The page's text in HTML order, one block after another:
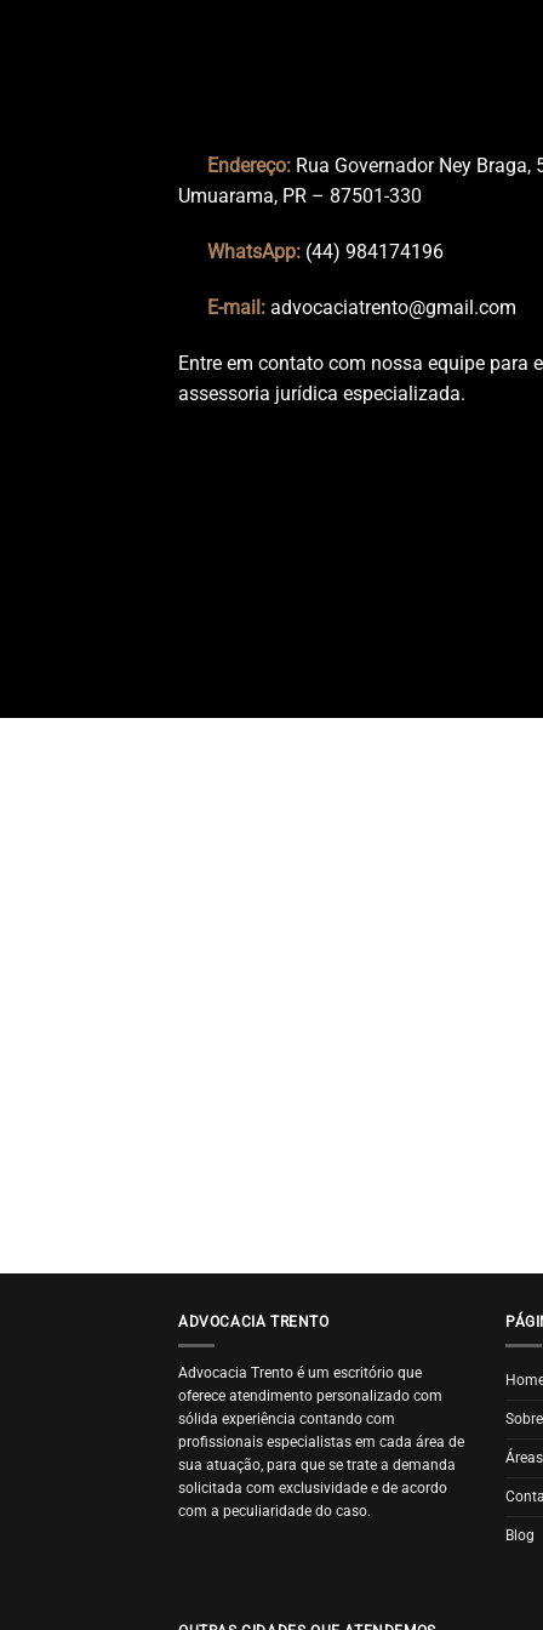
Endereço: Rua Governador Ney Braga,
Umuarama, PR – 87501-330
WhatsApp: (44) 984174196
E-mail: advocaciatrento@gmail.com
Entre em contato com nossa equipe para
assessoria jurídica especializada.
ADVOCACIA TRENTO
Advocacia Trento é um escritório que
oferece atendimento personalizado com
sólida experiência contando com
profissionais especialistas em cada área de
sua atuação, para que se trate a demanda
solicitada com exclusividade e de acordo
com a peculiaridade do caso.
Sobre
Blog